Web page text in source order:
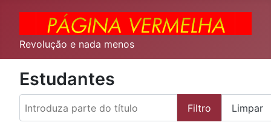
Revolução e nada menos
Estudantes
Introduza parte do título
Filtro Limpar